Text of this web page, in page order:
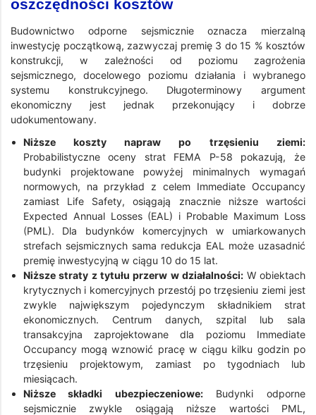
oszczędności kosztów
Budownictwo odporne sejsmicznie oznacza mierzalną
inwestycję początkową, zazwyczaj premię 3 do 15 % kosztów
konstrukcji, w zależności od poziomu zagrożenia
sejsmicznego, docelowego poziomu działania i wybranego
systemu konstrukcyjnego. Długoterminowy argument
ekonomiczny jest jednak przekonujący i dobrze
udokumentowany.
Niższe koszty napraw po trzęsieniu ziemi:
Probabilistyczne oceny strat FEMA P-58 pokazują, że
budynki projektowane powyżej minimalnych wymagań
normowych, na przykład z celem Immediate Occupancy
zamiast Life Safety, osiągają znacznie niższe wartości
Expected Annual Losses (EAL) i Probable Maximum Loss
(PML). Dla budynków komercyjnych w umiarkowanych
strefach sejsmicznych sama redukcja EAL może uzasadnić
premię inwestycyjną w ciągu 10 do 15 lat.
Niższe straty z tytułu przerw w działalności: W obiektach
krytycznych i komercyjnych przestój po trzęsieniu ziemi jest
zwykle największym pojedynczym składnikiem strat
ekonomicznych. Centrum danych, szpital lub sala
transakcyjna zaprojektowane dla poziomu Immediate
Occupancy mogą wznowić pracę w ciągu kilku godzin po
trzęsieniu projektowym, zamiast po tygodniach lub
miesiącach.
Niższe składki ubezpieczeniowe:Budynki odporne
sejsmicznie zwykle osiągają niższe wartości PML,